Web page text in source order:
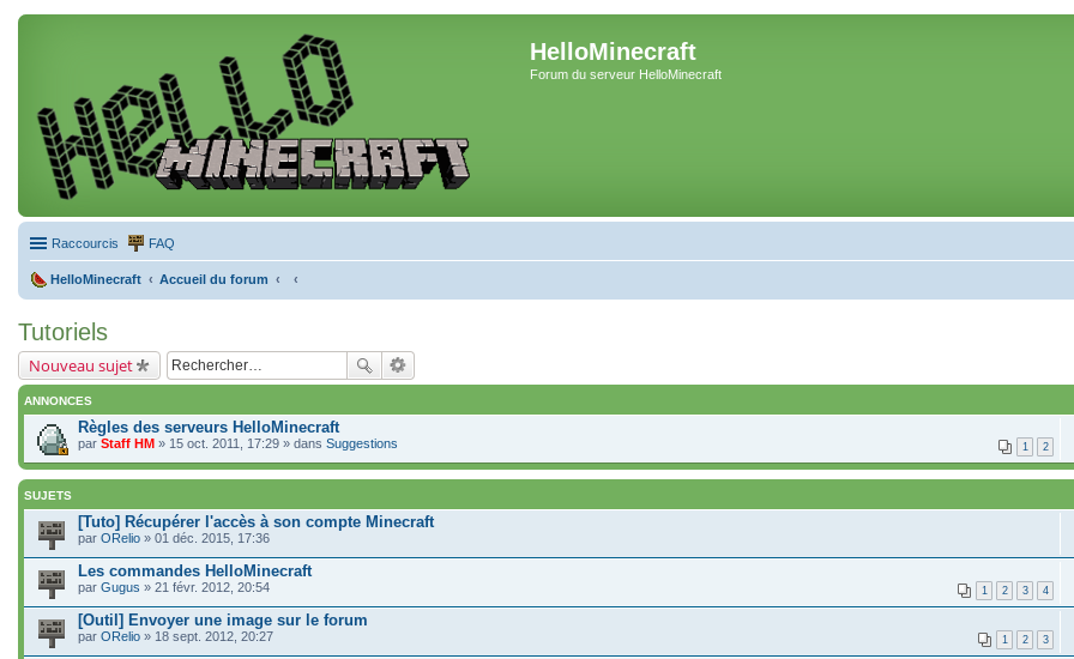
HelloMinecraft
Forum du serveur HelloMinecraft
Raccourcis FAQ
HelloMinecraft Accueil du forum
Tutoriels
Nouveau sujet
ANNONCES
Règles des serveurs HelloMinecraft
1 2
par Staff HM » 15 oct. 2011, 17:29 » dans Suggestions
SUJETS
[Tuto] Récupérer l'accès à son compte Minecraft
par ORelio » 01 déc. 2015, 17:36
Les commandes HelloMinecraft
1 2 3 4
par Gugus » 21 févr. 2012, 20:54
[Outil] Envoyer une image sur le forum
1 2 3
par ORelio » 18 sept. 2012, 20:27